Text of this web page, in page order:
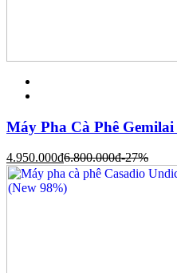
Máy Pha Cà Phê
4.950.000đ6.800.000đ-27%